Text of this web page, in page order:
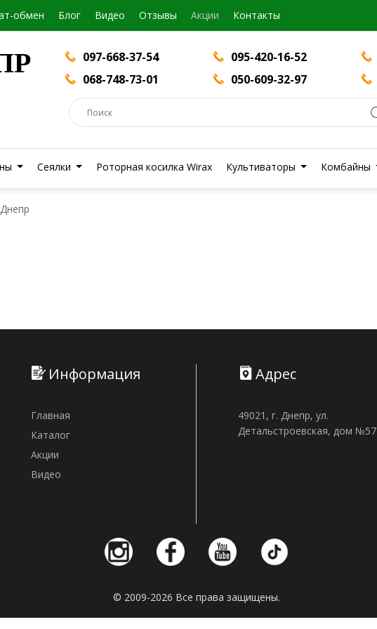
обмен Блог Видео Отзывы Акции Контакты
097-668-37-54 095-420-16-52
068-748-73-01
050-609-32-97
Сеялки Роторная косилка Wirax Культиваторы Комбайны
Информация
Главная
Каталог
Акции
Видео
Адрес
49021, г. Днепр, ул.
Детальстроевская, дом №57
© 2009-2026 Все права защищены.